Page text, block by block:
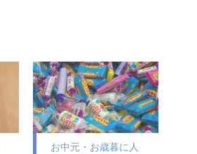
お中元・お歳暮に人